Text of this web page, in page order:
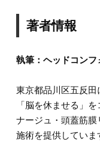
著者情報
執筆：ヘッドコンフ
東京都品川区五反田
「脳を休ませる」
ナージュ・頭蓋筋
施術を提供していま